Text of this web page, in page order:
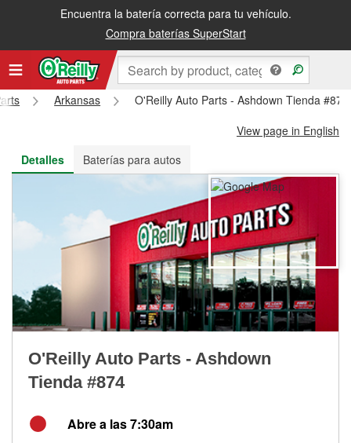
Encuentra la batería correcta para tu vehículo.
Compra baterías SuperStart
Recibe tu orden gratis al día siguiente o recógela en la tienda
Arkansas
O'Reilly Auto Parts - Ashdown Tienda #874
View page in English
Detalles
Baterías para autos
O'Reilly Auto Parts - Ashdown
Tienda #874
Abre a las 7:30am